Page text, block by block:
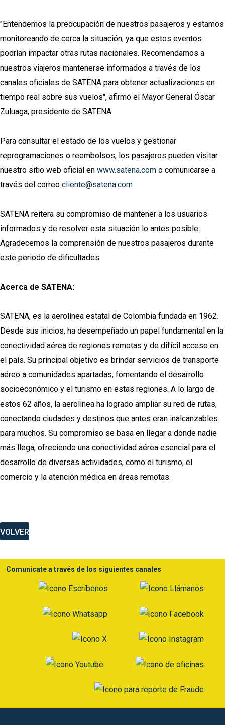
"Entendemos la preocupación de nuestros pasajeros y estamos
monitoreando de cerca la situación, ya que estos eventos
podrían impactar otras rutas nacionales. Recomendamos a
nuestros viajeros mantenerse informados a través de los
canales oficiales de SATENA para obtener actualizaciones en
tiempo real sobre sus vuelos", afirmó el Mayor General Óscar
Zuluaga, presidente de SATENA.
Para consultar el estado de los vuelos y gestionar
reprogramaciones o reembolsos, los pasajeros pueden visitar
nuestro sitio web oficial en www.satena.com o comunicarse a
través del correo cliente@satena.com
SATENA reitera su compromiso de mantener a los usuarios
informados y de resolver esta situación lo antes posible.
Agradecemos la comprensión de nuestros pasajeros durante
este periodo de dificultades.
Acerca de SATENA:
SATENA, es la aerolínea estatal de Colombia fundada en 1962.
Desde sus inicios, ha desempeñado un papel fundamental en la
conectividad aérea de regiones remotas y de difícil acceso en
el país. Su principal objetivo es brindar servicios de transporte
aéreo a comunidades apartadas, fomentando el desarrollo
socioeconómico y el turismo en estas regiones. A lo largo de
estos 62 años, la aerolínea ha logrado ampliar su red de rutas,
conectando ciudades y destinos que antes eran inalcanzables
para muchos. Su compromiso se basa en llegar a donde nadie
más llega, ofreciendo una conectividad aérea esencial para el
desarrollo de diversas actividades, como el turismo, el
comercio y la atención médica en áreas remotas.
VOLVER
Comunícate a través de los siguientes canales